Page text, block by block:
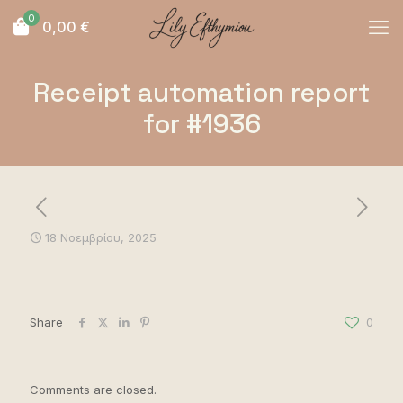
0 0,00 €
Receipt automation report
for #1936
18 Νοεμβρίου, 2025
Share 0
Comments are closed.